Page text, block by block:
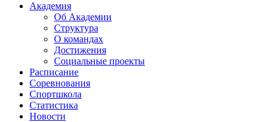
Академия
Об Академии
Структура
О командах
Достижения
Социальные проекты
Расписание
Соревнования
Спортшкола
Статистика
Новости